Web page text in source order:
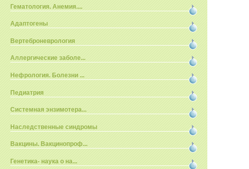
Гематология. Анемия....
Адаптогены
Вертеброневрология
Аллергические заболе...
Нефрология. Болезни ...
Педиатрия
Системная энзимотера...
Наследственные синдромы
Вакцины. Вакцинопроф...
Генетика- наука о на...